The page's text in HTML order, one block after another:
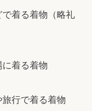
で着る着物（略礼
に着る着物
旅行で着る着物